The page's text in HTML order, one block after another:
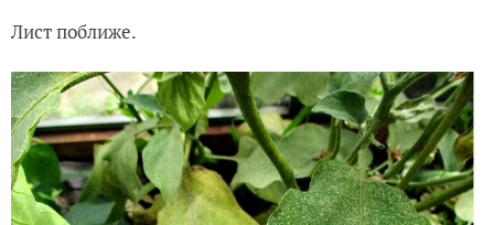
Лист поближе.